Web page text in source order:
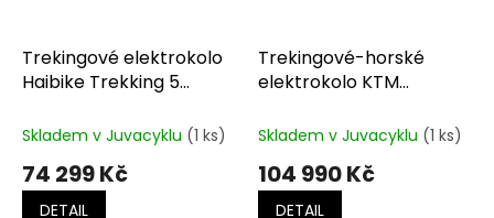
Trekingové elektrokolo
Haibike Trekking 5
Skladem v Juvacyklu (1 ks)
74 299 Kč
DETAIL
Trekingové-horské
elektrokolo KTM
machine grey
Skladem v Juvacyklu (1 ks)
104 990 Kč
DETAIL